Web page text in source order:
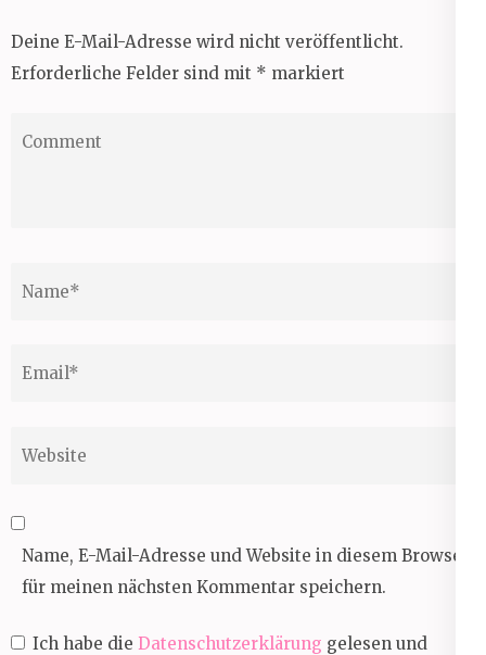
Deine E-Mail-Adresse wird nicht veröffentlicht.
Erforderliche Felder sind mit * markiert
Name, E-Mail-Adresse und Website in diesem Browser
für meinen nächsten Kommentar speichern.
Ich habe die Datenschutzerklärung gelesen und